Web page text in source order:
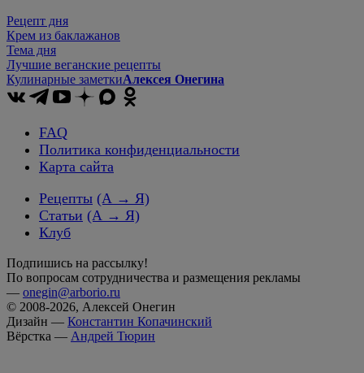
Рецепт дня
Крем из баклажанов
Тема дня
Лучшие веганские рецепты
Кулинарные заметкиАлексея Онегина
FAQ
Политика конфиденциальности
Карта сайта
Рецепты (А → Я)
Статьи (А → Я)
Клуб
Подпишись на рассылку!
По вопросам сотрудничества и размещения рекламы
— onegin@arborio.ru
© 2008-2026, Алексей Онегин
Дизайн — Константин Копачинский
Вёрстка — Андрей Тюрин